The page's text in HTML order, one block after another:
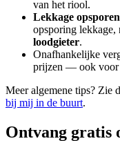
van het riool.
Lekkage opsporen
opsporing lekkage,
loodgieter.
Onafhankelijke
prijzen — ook voor
Meer algemene tips? Zie
bij mij in de buurt.
Ontvang gratis